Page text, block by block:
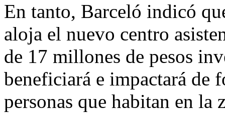
En tanto, Barceló indicó
aloja el nuevo centro
de 17 millones de pesos
beneficiará e impactará de
personas que habitan en la